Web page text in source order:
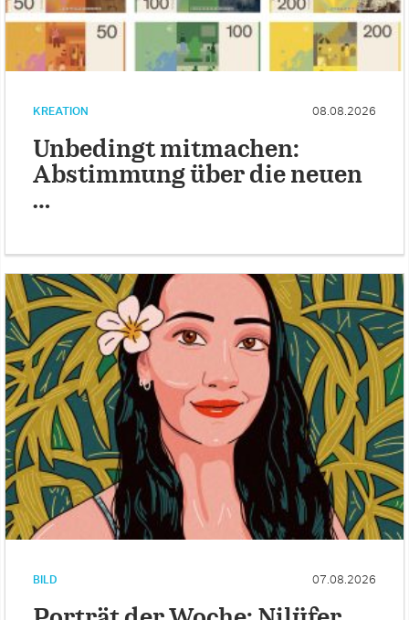
KREATION 08.08.2026
Unbedingt mitmachen:
Abstimmung über die neuen
…
BILD 07.08.2026